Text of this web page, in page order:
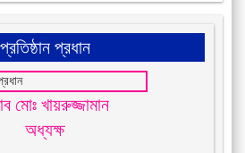
প্রতিষ্ঠান প্রধান
মোঃ খায়রুজ্জামান
অধ্যক্ষ